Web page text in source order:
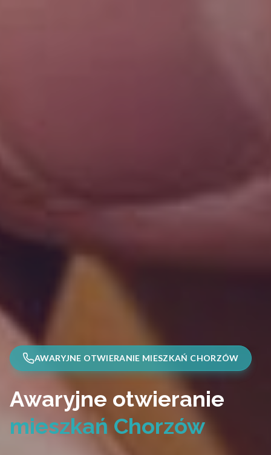
AWARYJNE OTWIERANIE MIESZKAŃ CHORZÓW
Awaryjne otwieranie
mieszkań Chorzów